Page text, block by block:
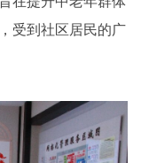
受到社区居民的广